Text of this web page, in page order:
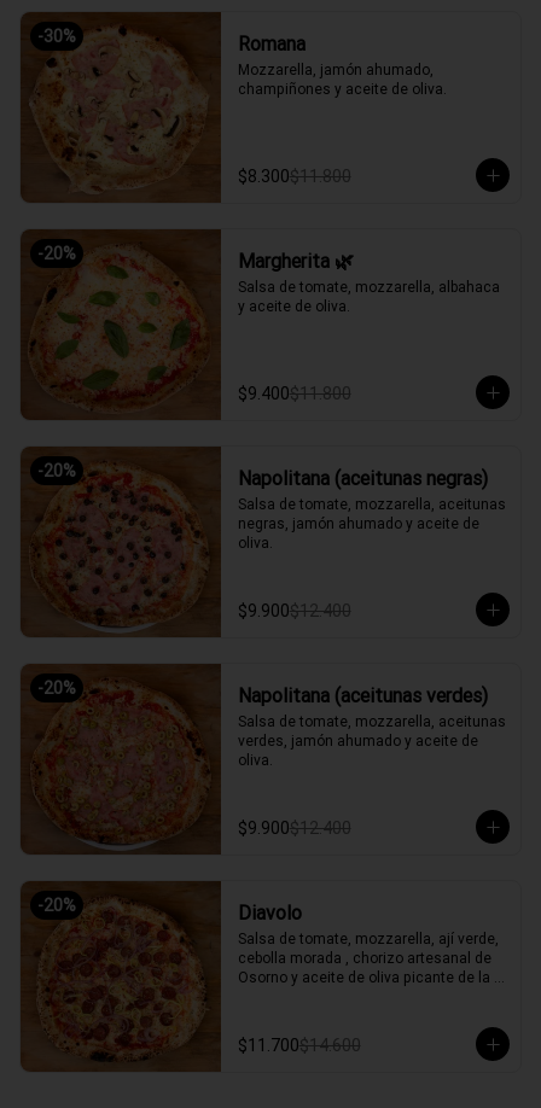
-30% Romana
Mozzarella, jamón ahumado,
champiñones y aceite de oliva.
$8.300$11.800
-20% Margherita 🌿
Salsa de tomate, mozzarella, albahaca
y aceite de oliva.
$9.400$11.800
-20% Napolitana (aceitunas negras)
Salsa de tomate, mozzarella, aceitunas
negras, jamón ahumado y aceite de
oliva.
$9.900$12.400
-20% Napolitana (aceitunas verdes)
Salsa de tomate, mozzarella, aceitunas
verdes, jamón ahumado y aceite de
oliva.
$9.900$12.400
-20% Diavolo
Salsa de tomate, mozzarella, ají verde,
cebolla morada , chorizo artesanal de
Osorno y aceite de oliva picante de la
$11.700$14.600